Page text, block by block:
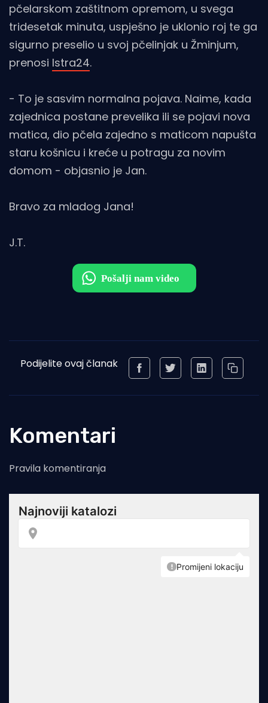
pčelarskom zaštitnom opremom, u svega
tridesetak minuta, uspješno je uklonio roj te ga
sigurno preselio u svoj pčelinjak u Žminjum,
prenosi Istra24.
- To je sasvim normalna pojava. Naime, kada
zajednica postane prevelika ili se pojavi nova
matica, dio pčela zajedno s maticom napušta
staru košnicu i kreće u potragu za novim
domom - objasnio je Jan.
Bravo za mladog Jana!
J.T.
Podijelite ovaj članak
Komentari
Pravila komentiranja